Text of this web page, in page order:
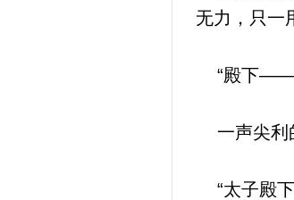
无力，只一
“殿下
一声尖利
“太子殿下